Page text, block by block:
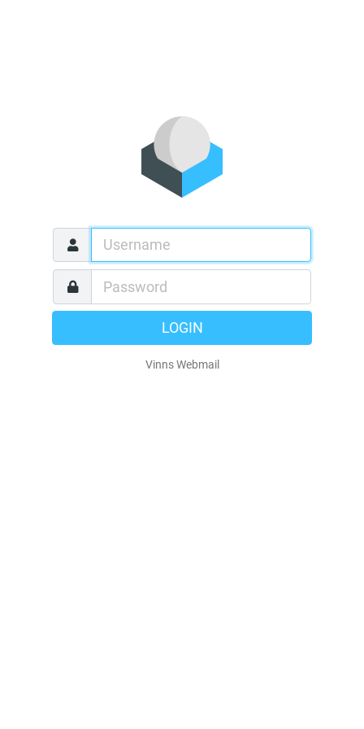
LOGIN
Vinns Webmail